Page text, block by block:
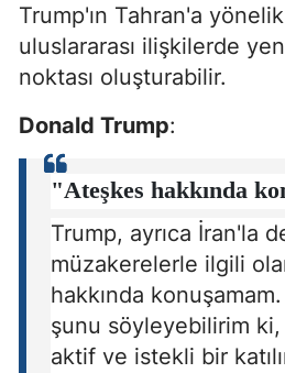
Trump'ın Tahran'a
uluslararası ilişkilerde
noktası oluşturabilir.
Donald Trump:
"Ateşkes hakkında
Trump, ayrıca İran'la
müzakerelerle ilgili
hakkında
şunu söyleyebilirim ki,
aktif ve istekli bir